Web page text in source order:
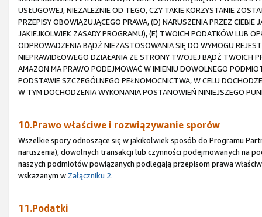
USŁUGOWEJ, NIEZALEŻNIE OD TEGO, CZY TAKIE KORZYSTANIE
PRZEPISY OBOWIĄZUJĄCEGO PRAWA, (D) NARUSZENIA PRZEZ
JAKIEJKOLWIEK ZASADY PROGRAMU), (E) TWOICH PODATKÓW LUB
ODPROWADZENIA BĄDŹ NIEZASTOSOWANIA SIĘ DO WYMOGU
NIEPRAWIDŁOWEGO DZIAŁANIA ZE STRONY TWOJEJ BĄDŹ TWOICH
AMAZON MA PRAWO PODEJMOWAĆ W IMIENIU DOWOLNEGO
PODSTAWIE SZCZEGÓLNEGO PEŁNOMOCNICTWA, W CELU
W TYM DOCHODZENIA WYKONANIA POSTANOWIEŃ NINIEJSZEGO
10.Prawo właściwe i rozwiązywanie sporów
Wszelkie spory odnoszące się w jakikolwiek sposób do Programu
naruszenia), dowolnych transakcji lub czynności podejmowanych na
naszych podmiotów powiązanych podlegają przepisom prawa
wskazanym w Załączniku 2.
11.Podatki